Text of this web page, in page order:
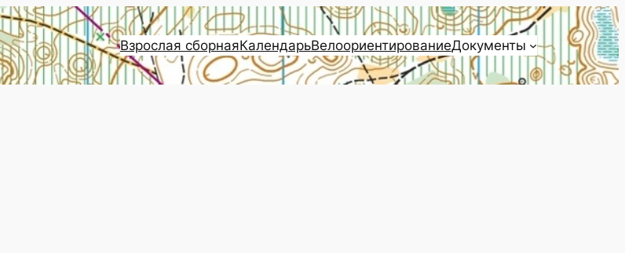
Взрослая сборнаяКалендарьВелоориентированиеДокументы